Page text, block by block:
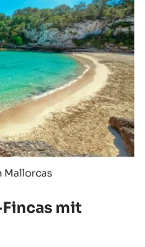
Mallorcas
mit